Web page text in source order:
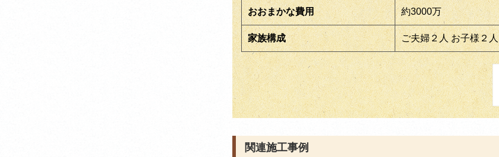
おおまかな費用 約3000万
家族構成 ご夫婦２人 お子様２人
関連施工事例